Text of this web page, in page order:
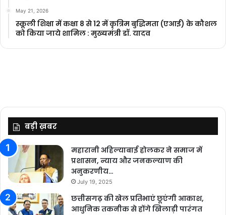
May 21, 2026
स्कूली शिक्षा में कक्षा 8 से 12 में कृ‍त्रिम बुद्धिमता (एआई) के कौशल
को किया जाये शामिल : मुख्यमंत्री डॉ. यादव
बड़ी ख़बर
महारानी अहिल्याबाई होलकर ने समाज में
प्रशासन, न्याय और जनकल्याण की
अनुकरणीय…
July 19, 2025
छत्तीसगढ़ की खेल प्रतिभाएं छूएंगी आकाश,
आधुनिक तकनीक से होंगे खिलाड़ी पारंगत